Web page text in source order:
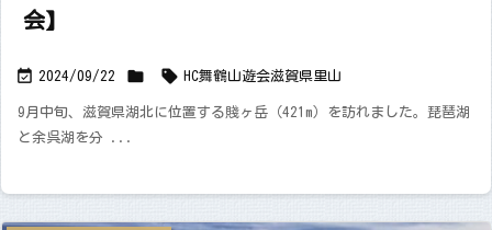
会】
 2024/09/22   HC舞鶴山遊会滋賀県里山
9月中旬、滋賀県湖北に位置する賤ヶ岳（421m）を訪れました。琵琶湖
と余呉湖を分 ...